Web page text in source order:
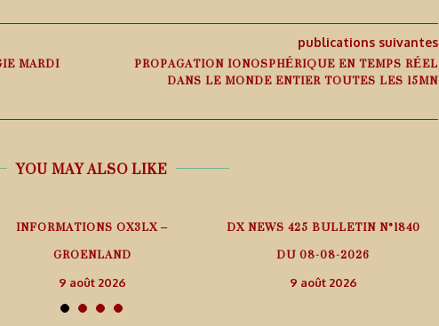
MARDI
publications suivantes
PROPAGATION IONOSPHÉRIQUE EN TEMPS RÉEL
DANS LE MONDE ENTIER TOUTES LES 15MN
YOU MAY ALSO LIKE
INFORMATIONS OX3LX –
GROENLAND
9 août 2026
DX NEWS 425 BULLETIN N°1840
DU 08-08-2026
9 août 2026